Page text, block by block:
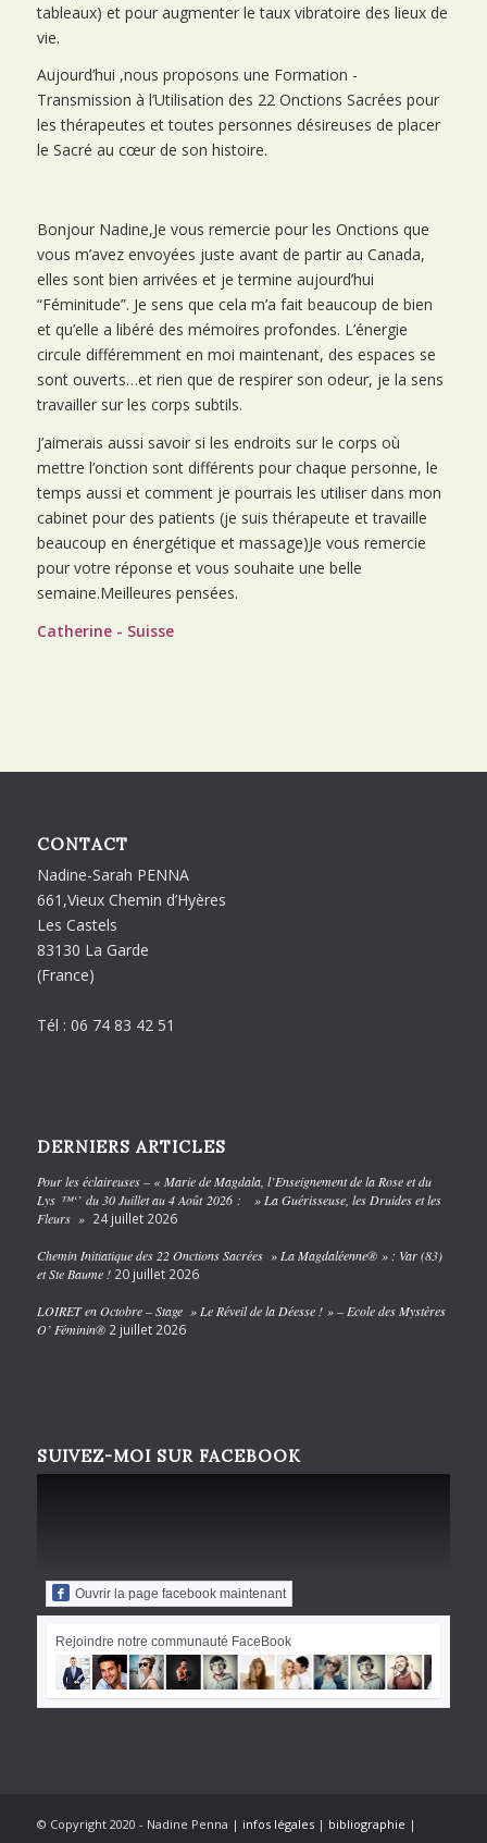
tableaux) et pour augmenter le taux vibratoire des lieux de
vie.
Aujourd’hui ,nous proposons une Formation -
Transmission à l’Utilisation des 22 Onctions Sacrées pour
les thérapeutes et toutes personnes désireuses de placer
le Sacré au cœur de son histoire.
Bonjour Nadine,Je vous remercie pour les Onctions que
vous m’avez envoyées juste avant de partir au Canada,
elles sont bien arrivées et je termine aujourd’hui
“Féminitude”. Je sens que cela m’a fait beaucoup de bien
et qu’elle a libéré des mémoires profondes. L’énergie
circule différemment en moi maintenant, des espaces se
sont ouverts…et rien que de respirer son odeur, je la sens
travailler sur les corps subtils.
J’aimerais aussi savoir si les endroits sur le corps où
mettre l’onction sont différents pour chaque personne, le
temps aussi et comment je pourrais les utiliser dans mon
cabinet pour des patients (je suis thérapeute et travaille
beaucoup en énergétique et massage)Je vous remercie
pour votre réponse et vous souhaite une belle
semaine.Meilleures pensées.
Catherine - Suisse
CONTACT
Nadine-Sarah PENNA
661,Vieux Chemin d’Hyères
Les Castels
83130 La Garde
(France)
Tél : 06 74 83 42 51
DERNIERS ARTICLES
Pour les éclaireuses – « Marie de Magdala, l’Enseignement de la Rose et du
Lys ™‘’ du 30 Juillet au 4 Août 2026 : » La Guérisseuse, les Druides et les
Fleurs » 24 juillet 2026
Chemin Initiatique des 22 Onctions Sacrées » La Magdaléenne® » : Var (83)
et Ste Baume ! 20 juillet 2026
LOIRET en Octobre – Stage » Le Réveil de la Déesse ! » – Ecole des Mystères
O’ Féminin® 2 juillet 2026
SUIVEZ-MOI SUR FACEBOOK
Ouvrir la page facebook maintenant
Rejoindre notre communauté FaceBook
© Copyright 2020 - Nadine Penna | infos légales| bibliographie |